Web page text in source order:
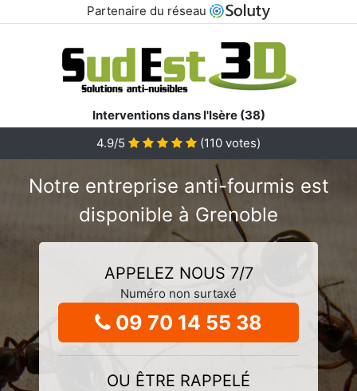
Partenaire du réseau
Interventions dans l'Isère (38)
4.9/5
(110 votes)
Notre entreprise anti-fourmis est
disponible à Grenoble
APPELEZ NOUS 7/7
Numéro non surtaxé
09 70 14 55 38
OU ÊTRE RAPPELÉ